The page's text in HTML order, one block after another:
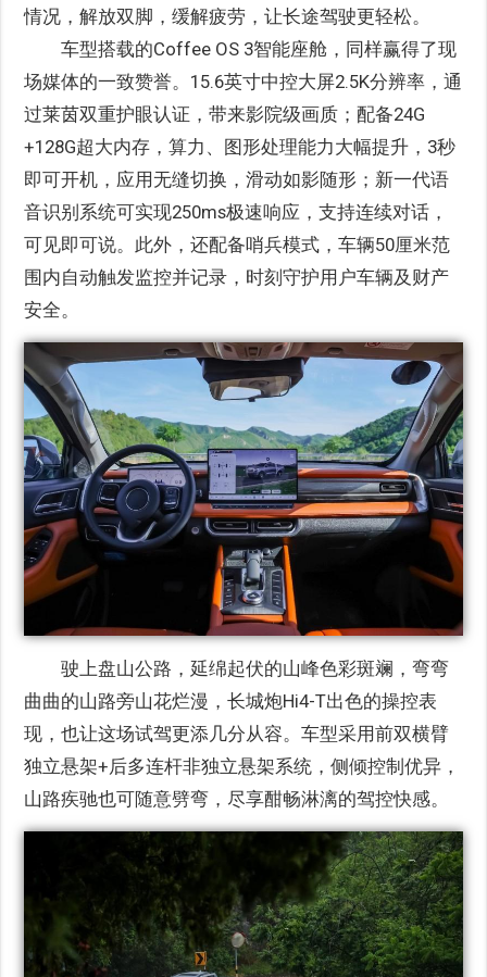
情况，解放双脚，缓解疲劳，让长途驾驶更轻松。
车型搭载的Coffee OS 3智能座舱，同样赢得了现
场媒体的一致赞誉。15.6英寸中控大屏2.5K分辨率，通
过莱茵双重护眼认证，带来影院级画质；配备24G
+128G超大内存，算力、图形处理能力大幅提升，3秒
即可开机，应用无缝切换，滑动如影随形；新一代语
音识别系统可实现250ms极速响应，支持连续对话，
可见即可说。此外，还配备哨兵模式，车辆50厘米范
围内自动触发监控并记录，时刻守护用户车辆及财产
安全。
驶上盘山公路，延绵起伏的山峰色彩斑斓，弯弯
曲曲的山路旁山花烂漫，长城炮Hi4-T出色的操控表
现，也让这场试驾更添几分从容。车型采用前双横臂
独立悬架+后多连杆非独立悬架系统，侧倾控制优异，
山路疾驰也可随意劈弯，尽享酣畅淋漓的驾控快感。